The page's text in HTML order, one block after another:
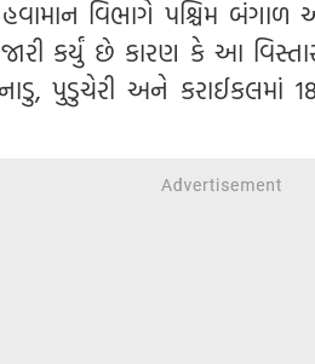
વિભાગે પશ્ચિમ બંગાળ
કર્યું છે કારણ કે આ
પુડુચેરી અને કરાઈકલમાં